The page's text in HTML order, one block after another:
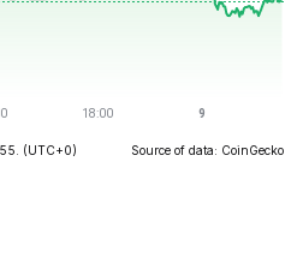
(UTC+0) Source of data: CoinGecko